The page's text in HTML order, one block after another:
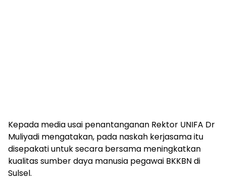
Kepada media usai penantanganan Rektor UNIFA Dr
Muliyadi mengatakan, pada naskah kerjasama itu
disepakati untuk secara bersama meningkatkan
kualitas sumber daya manusia pegawai BKKBN di
Sulsel.